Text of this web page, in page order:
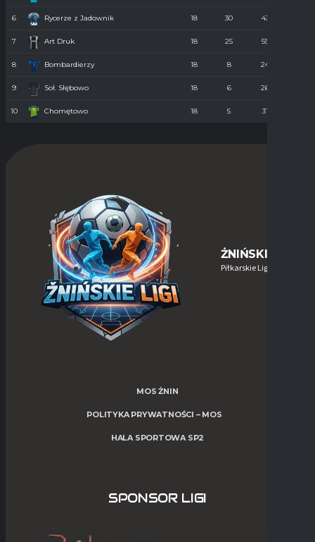
6 Rycerze z Jadownik 18 30 43
7 Art Druk 18 25 55
8 Bombardierzy 18 8 24
9 Soł. Słębowo 18 6 26
10 Chomętowo 18 5 31
ŻNIŃSKIE-LIGI
Piłkarskie Ligi w Żninie
MOS ŻNIN
POLITYKA PRYWATNOŚCI – MOS
HALA SPORTOWA SP2
SPONSOR LIGI